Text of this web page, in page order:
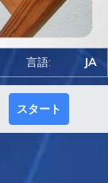
言語: JA
スタート